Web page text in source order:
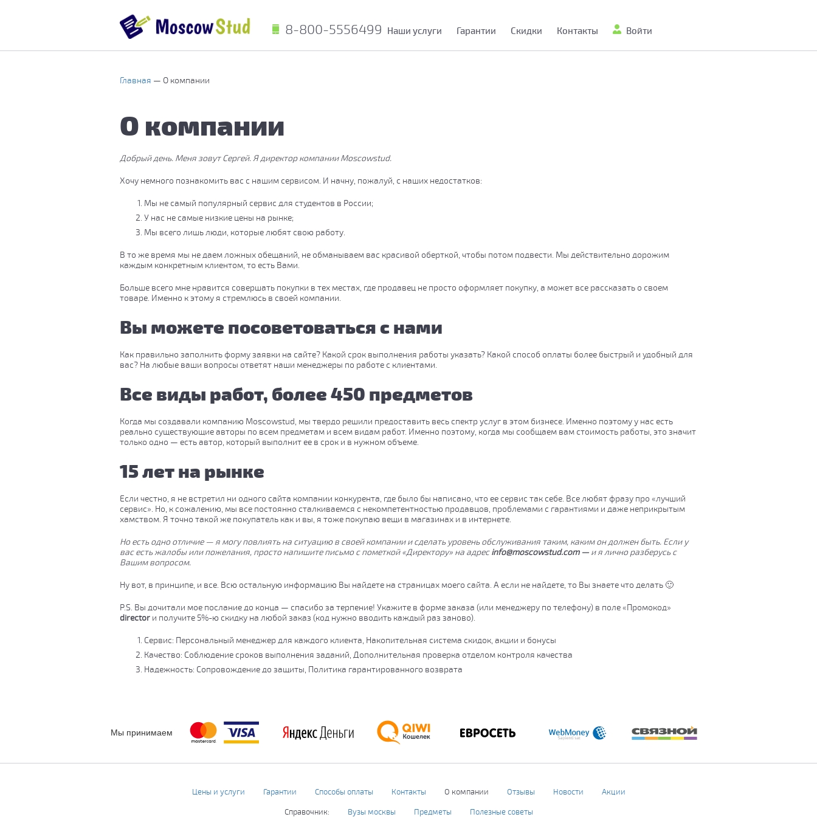
Наши услуги Гарантии Скидки Контакты Войти
8-800-5556499
Главная О компании
О компании
Добрый день. Меня зовут Сергей. Я директор компании Moscowstud.
Хочу немного познакомить вас с нашим сервисом. И начну, пожалуй, с наших недостатков:
Мы не самый популярный сервис для студентов в России;
У нас не самые низкие цены на рынке;
Мы всего лишь люди, которые любят свою работу.
В то же время мы не даем ложных обещаний, не обманываем вас красивой оберткой, чтобы потом подвести. Мы действительно дорожим
каждым конкретным клиентом, то есть Вами.
Больше всего мне нравится совершать покупки в тех местах, где продавец не просто оформляет покупку, а может все рассказать о своем
товаре. Именно к этому я стремлюсь в своей компании.
Вы можете посоветоваться с нами
Как правильно заполнить форму заявки на сайте? Какой срок выполнения работы указать? Какой способ оплаты более быстрый и удобный для
вас? На любые ваши вопросы ответят наши менеджеры по работе с клиентами.
Все виды работ, более 450 предметов
Когда мы создавали компанию Moscowstud, мы твердо решили предоставить весь спектр услуг в этом бизнесе. Именно поэтому у нас есть
реально существующие авторы по всем предметам и всем видам работ. Именно поэтому, когда мы сообщаем вам стоимость работы, это значит
только одно — есть автор, который выполнит ее в срок и в нужном объеме.
15 лет на рынке
Если честно, я не встретил ни одного сайта компании конкурента, где было бы написано, что ее сервис так себе. Все любят фразу про «лучший
сервис». Но, к сожалению, мы все постоянно сталкиваемся с некомпетентностью продавцов, проблемами с гарантиями и даже неприкрытым
хамством. Я точно такой же покупатель как и вы, я тоже покупаю вещи в магазинах и в интернете.
Но есть одно отличие — я могу повлиять на ситуацию в своей компании и сделать уровень обслуживания таким, каким он должен быть. Если у
вас есть жалобы или пожелания, просто напишите письмо с пометкой «Директору» на адресinfo@moscowstud.com— и я лично разберусь с
Вашим вопросом.
Ну вот, в принципе, и все. Всю остальную информацию Вы найдете на страницах моего сайта. А если не найдете, то Вы знаете что делать 🙂
P.S. Вы дочитали мое послание до конца — спасибо за терпение! Укажите в форме заказа (или менеджеру по телефону) в поле «Промокод»
director и получите 5%-ю скидку на любой заказ (код нужно вводить каждый раз заново).
Сервис: Персональный менеджер для каждого клиента, Накопительная система скидок, акции и бонусы
Качество: Соблюдение сроков выполнения заданий, Дополнительная проверка отделом контроля качества
Надежность: Сопровождение до защиты, Политика гарантированного возврата
Мы принимаем
Цены и услуги Гарантии Способы оплаты Контакты О компании Отзывы Новости Акции
Справочник: Вузы москвы Предметы Полезные советы